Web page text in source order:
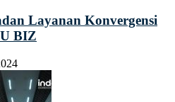
Layanan Konvergensi
BIZ